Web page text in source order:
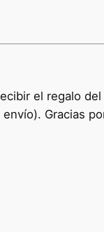
el regalo
Gracias